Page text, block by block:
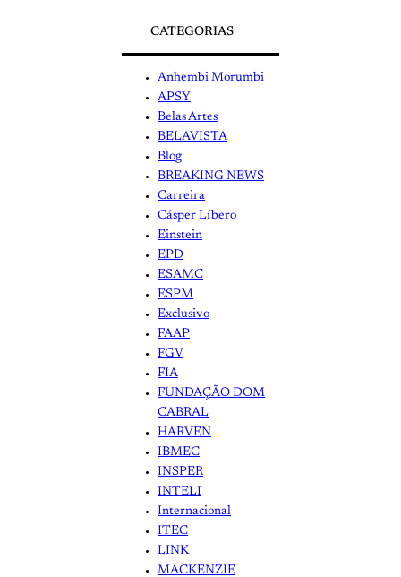
CATEGORIAS
Anhembi Morumbi
APSY
Belas Artes
BELAVISTA
Blog
BREAKING NEWS
Carreira
Cásper Líbero
Einstein
EPD
ESAMC
ESPM
Exclusivo
FAAP
FGV
FIA
FUNDAÇÃO DOM
CABRAL
HARVEN
IBMEC
INSPER
INTELI
Internacional
ITEC
LINK
MACKENZIE